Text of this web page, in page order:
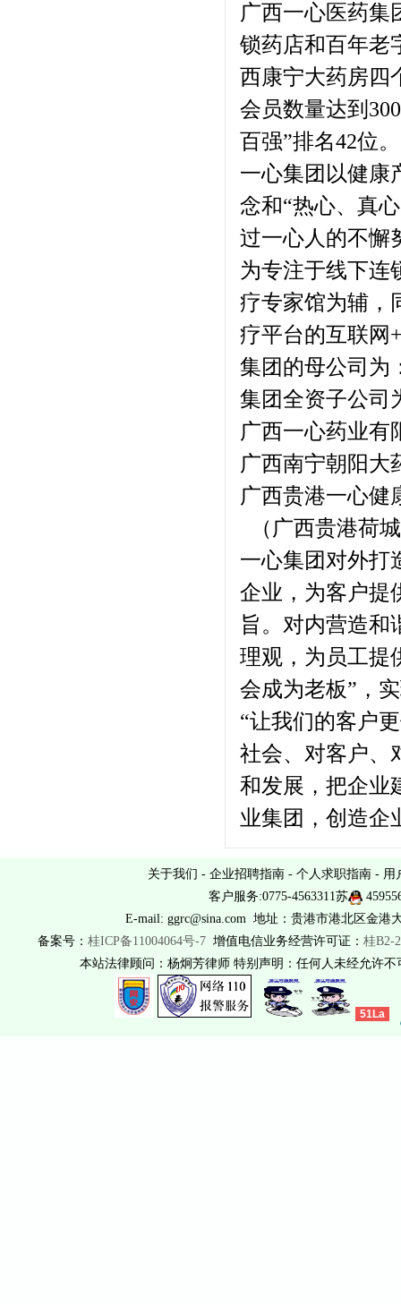
广西一心医药集
锁药店和百年老
西康宁大药房四
会员数量达到
百强”排名42位
一心集团以健康
念和“热心、真
过一心人的不懈
为专注于线下连
疗专家馆为辅，
疗平台的互联网
集团的母公司为
集团全资子公司
广西一心药业有
广西南宁朝阳大
广西贵港一心健
（广西贵港荷
一心集团对外打
企业，为客户提
旨。对内营造和
理观，为员工提
会成为老板”，
“让我们的客户
社会、对客户、
和发展，把企业
业集团，创造企
关于我们 - 企业招聘指南 - 个人求职指南 - 用
客户服务:0775-4563311苏
E-mail: ggrc@sina.com 地址：贵港市港北区金港
备案号： 桂ICP备11004064号-7增值电信业务经营许可证： 桂B2-
本站法律顾问：杨炯芳律师 特别声明：任何人未经允许
51La